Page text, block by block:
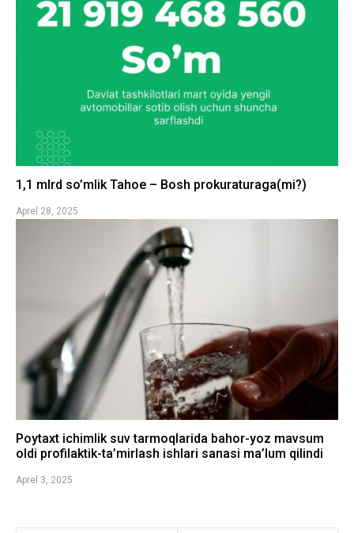
1,1 mlrd so’mlik Tahoe – Bosh prokuraturaga(mi?)
Aprel 28, 2025
Poytaxt ichimlik suv tarmoqlarida bahor-yoz mavsum
oldi profilaktik-ta’mirlash ishlari sanasi ma’lum qilindi
Aprel 3, 2025